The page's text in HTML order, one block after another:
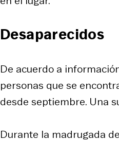
Desaparecidos
De acuerdo a
personas que se
desde septiembre. Una
Durante la madrugada